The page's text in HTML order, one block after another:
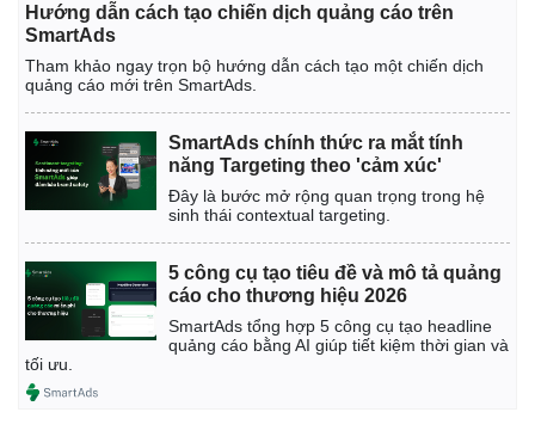
Hướng dẫn cách tạo chiến dịch quảng cáo trên
SmartAds
Tham khảo ngay trọn bộ hướng dẫn cách tạo một chiến dịch
quảng cáo mới trên SmartAds.
SmartAds chính thức ra mắt tính
năng Targeting theo 'cảm xúc'
Đây là bước mở rộng quan trọng trong hệ
sinh thái contextual targeting.
5 công cụ tạo tiêu đề và mô tả quảng
cáo cho thương hiệu 2026
SmartAds tổng hợp 5 công cụ tạo headline
quảng cáo bằng AI giúp tiết kiệm thời gian và
tối ưu.